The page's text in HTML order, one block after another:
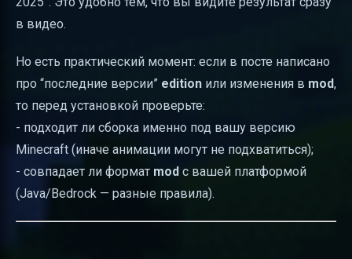
в видео.
Но есть практический момент: если в посте написано
про “последние версии” edition или изменения в mod,
то перед установкой проверьте:
- подходит ли сборка именно под вашу версию
Minecraft (иначе анимации могут не подхватиться);
- совпадает ли формат mod с вашей платформой
(Java/Bedrock — разные правила).